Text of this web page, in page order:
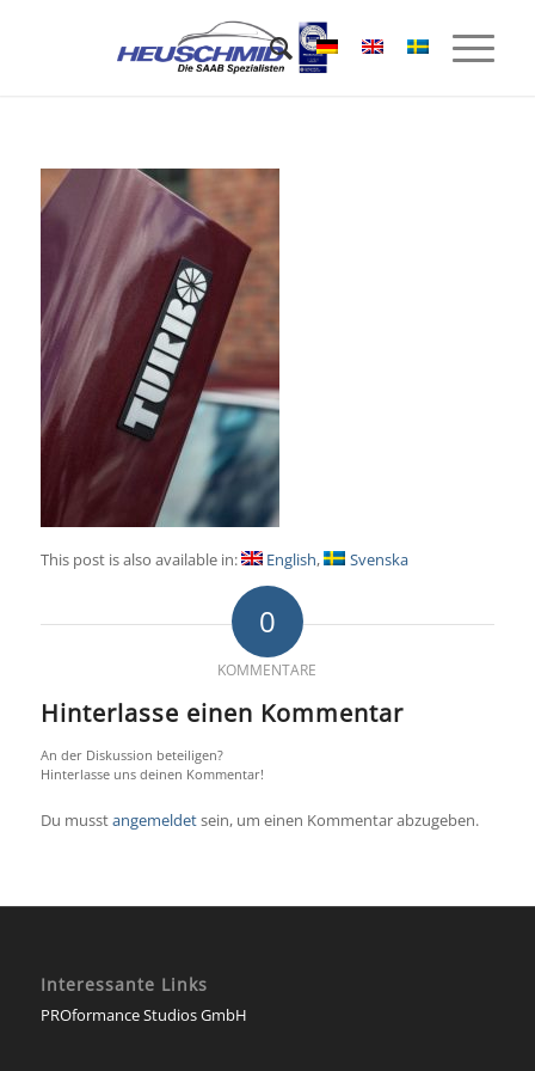
This post is also available in: English Svenska
0
KOMMENTARE
Hinterlasse einen Kommentar
An der Diskussion beteiligen?
Hinterlasse uns deinen Kommentar!
Du musstangemeldetsein, um einen Kommentar abzugeben.
Interessante Links
PROformance Studios GmbH